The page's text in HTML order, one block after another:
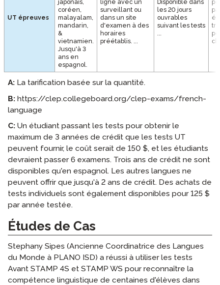
UT épreuves
japonais,
coréen,
malayalam,
mandarin,
&
vietnamien.
Jusqu'à 3
ans en
espagnol.
ligne avec un
surveillant ou
dans un site
d'examen à des
horaires
préétablis. ...
Disponible dans
les 20 jours
ouvrables
suivant les tests
...
A: La tarification basée sur la quantité.
B: https://clep.collegeboard.org/clep-exams/french-
language
C: Un étudiant passant les tests pour obtenir le
maximum de 3 années de crédit que les tests UT
peuvent fournir, le coût serait de 150 $, et les étudiants
devraient passer 6 examens. Trois ans de crédit ne sont
disponibles qu'en espagnol. Les autres langues ne
peuvent offrir que jusqu'à 2 ans de crédit. Des achats de
tests individuels sont également disponibles pour 125 $
par année testée.
Études de Cas
Stephany Sipes (Ancienne Coordinatrice des Langues
du Monde à PLANO ISD) a réussi à utiliser les tests
Avant STAMP 4S et STAMP WS pour reconnaître la
compétence linguistique de centaines d'élèves dans